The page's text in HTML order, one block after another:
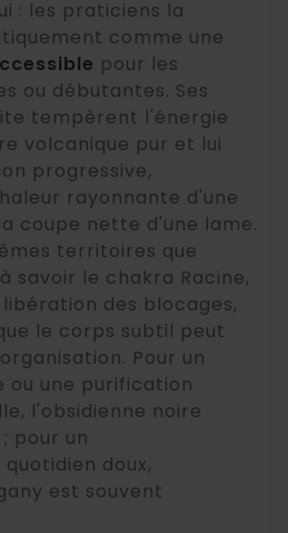
: les praticiens la
comme une
pour les
ou débutantes. Ses
tempèrent l'énergie
volcanique pur et lui
progressive,
rayonnante d'une
coupe nette d'une lame.
territoires que
savoir le chakra Racine,
des blocages,
le corps subtil peut
Pour un
ou une purification
l'obsidienne noire
pour un
doux,
est souvent